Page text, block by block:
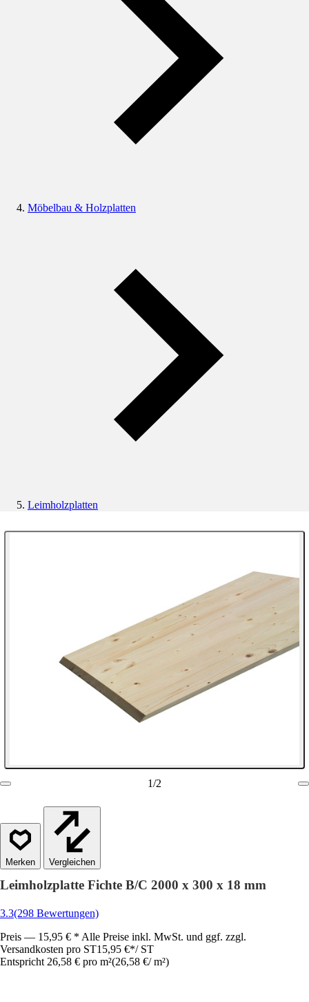
Möbelbau & Holzplatten
Leimholzplatten
1/2
Vergleichen
Leimholzplatte Fichte B/C 2000 x 300 x 18 mm
3.3(298 Bewertungen)
Preis — 15,95 € * Alle Preise inkl. MwSt. und ggf. zzgl.
Versandkosten pro ST15,95 €*/ ST
Entspricht 26,58 € pro m²(26,58 €/ m²)